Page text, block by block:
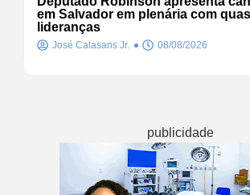
em Salvador em plenária com
lideranças
José Calasans Jr. 08/08/2026
publicidade